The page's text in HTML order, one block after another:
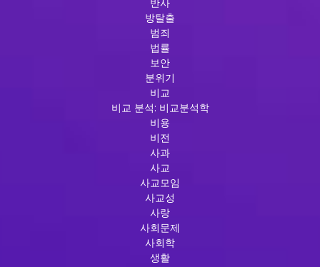
방탈출
범죄
법률
보안
분위기
비교
비교 분석: 비교분석학
비용
비전
사과
사교
사교모임
사교성
사랑
사회문제
사회학
생활